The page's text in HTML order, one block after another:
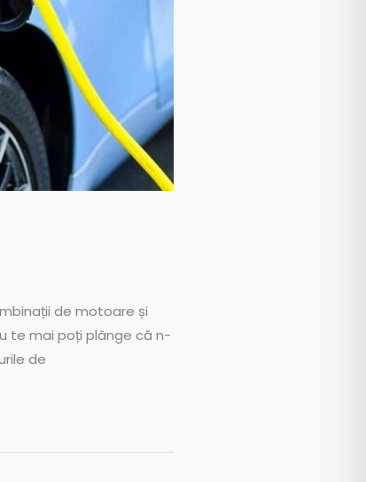
de motoare și
te mai poți plânge că n-
de